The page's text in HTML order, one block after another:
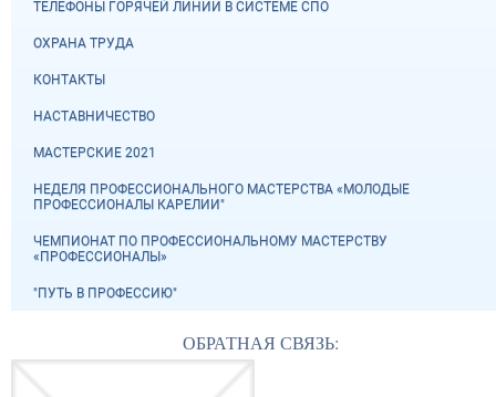
ТЕЛЕФОНЫ ГОРЯЧЕЙ ЛИНИИ В СИСТЕМЕ СПО
ОХРАНА ТРУДА
КОНТАКТЫ
НАСТАВНИЧЕСТВО
МАСТЕРСКИЕ 2021
НЕДЕЛЯ ПРОФЕССИОНАЛЬНОГО МАСТЕРСТВА «МОЛОДЫЕ
ПРОФЕССИОНАЛЫ КАРЕЛИИ"
ЧЕМПИОНАТ ПО ПРОФЕССИОНАЛЬНОМУ МАСТЕРСТВУ
«ПРОФЕССИОНАЛЫ»
"ПУТЬ В ПРОФЕССИЮ"
ОБРАТНАЯ СВЯЗЬ: